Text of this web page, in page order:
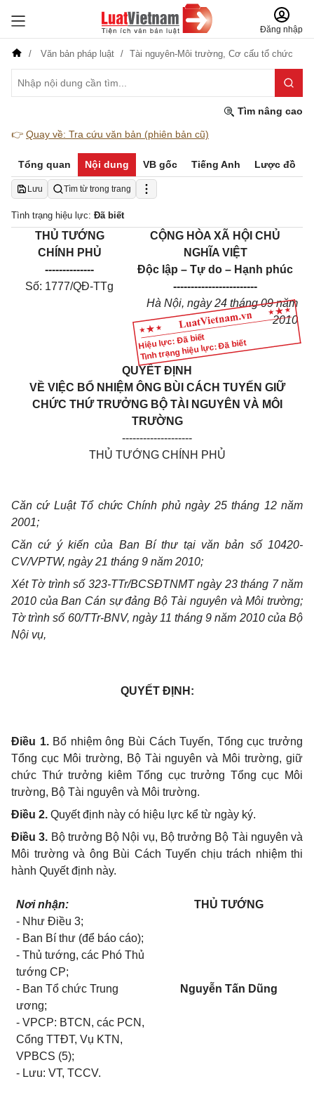
Đăng nhập
Văn bản pháp luật Tài nguyên-Môi trường, Cơ cấu tổ chức
Tìm nâng cao
👉 Quay về: Tra cứu văn bản (phiên bản cũ)
Tổng quan Nội dung VB gốc Tiếng Anh Lược đồ
Lưu Tìm từ trong trang
Tình trạng hiệu lực: Đã biết
Hiệu lực: Đã biết
Tình trạng hiệu lực: Đã biết
THỦ TƯỚNG
CHÍNH PHỦ
--------------
Số: 1777/QĐ-TTg
CỘNG HÒA XÃ HỘI CHỦ
NGHĨA VIỆT
Độc lập – Tự do – Hạnh phúc
------------------------
Hà Nội, ngày 24 tháng 09 năm
2010
QUYẾT ĐỊNH
VỀ VIỆC BỔ NHIỆM ÔNG BÙI CÁCH TUYẾN GIỮ
CHỨC THỨ TRƯỞNG BỘ TÀI NGUYÊN VÀ MÔI
TRƯỜNG
--------------------
THỦ TƯỚNG CHÍNH PHỦ
Căn cứ Luật Tổ chức Chính phủ ngày 25 tháng 12 năm
2001;
Căn cứ ý kiến của Ban Bí thư tại văn bản số 10420-
CV/VPTW, ngày 21 tháng 9 năm 2010;
Xét Tờ trình số 323-TTr/BCSĐTNMT ngày 23 tháng 7 năm
2010 của Ban Cán sự đảng Bộ Tài nguyên và Môi trường;
Tờ trình số 60/TTr-BNV, ngày 11 tháng 9 năm 2010 của Bộ
Nội vụ,
QUYẾT ĐỊNH:
Điều 1.Bổ nhiệm ông Bùi Cách Tuyến, Tổng cục trưởng
Tổng cục Môi trường, Bộ Tài nguyên và Môi trường, giữ
chức Thứ trưởng kiêm Tổng cục trưởng Tổng cục Môi
trường, Bộ Tài nguyên và Môi trường.
Điều 2. Quyết định này có hiệu lực kể từ ngày ký.
Điều 3. Bộ trưởng Bộ Nội vụ, Bộ trưởng Bộ Tài nguyên và
Môi trường và ông Bùi Cách Tuyến chịu trách nhiệm thi
hành Quyết định này.
Nơi nhận:
- Như Điều 3;
- Ban Bí thư (để báo cáo);
- Thủ tướng, các Phó Thủ
tướng CP;
- Ban Tổ chức Trung
ương;
- VPCP: BTCN, các PCN,
Cổng TTĐT, Vụ KTN,
VPBCS (5);
- Lưu: VT, TCCV.
THỦ TƯỚNG
Nguyễn Tấn Dũng